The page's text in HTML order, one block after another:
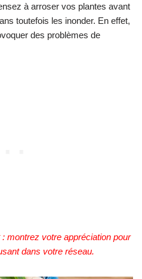
à arroser vos plantes avant
toutefois les inonder. En effet,
des problèmes de
montrez votre appréciation pour
dans votre réseau.